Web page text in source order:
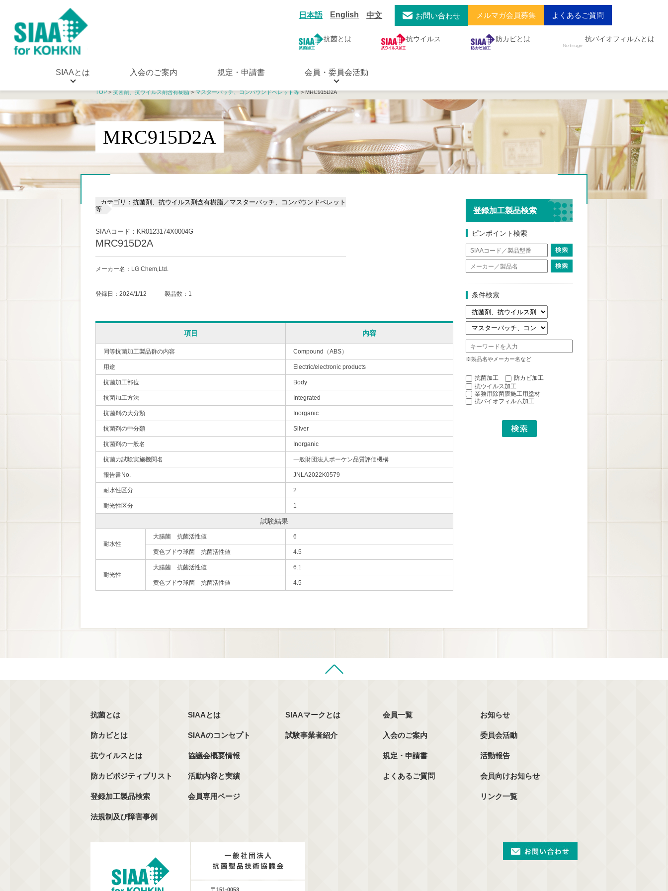
日本語 English 中文 お問い合わせ メルマガ会員募集 よくあるご質問
抗菌とは 抗ウイルス 防カビとは 抗バイオフィルムとは
SIAAとは 入会のご案内 規定・申請書 会員・委員会活動
TOP>抗菌剤、抗ウイルス剤含有樹脂>マスターバッチ、コンパウンドペレット等> MRC915D2A
MRC915D2A
カテゴリ：抗菌剤、抗ウイルス剤含有樹脂／マスターバッチ、コンパウンドペレット
等
SIAAコード：KR0123174X0004G
MRC915D2A
メーカー名：LG Chem,Ltd.
登録日：2024/1/12 製品数：1
項目 内容
同等抗菌加工製品群の内容 Compound（ABS）
用途 Electric/electronic products
抗菌加工部位 Body
抗菌加工方法 Integrated
抗菌剤の大分類 Inorganic
抗菌剤の中分類 Silver
抗菌剤の一般名 Inorganic
抗菌力試験実施機関名 一般財団法人ボーケン品質評価機構
報告書No. JNLA2022K0579
耐水性区分 2
耐光性区分 1
試験結果
耐水性
大腸菌 抗菌活性値 6
黄色ブドウ球菌 抗菌活性値 4.5
耐光性
大腸菌 抗菌活性値 6.1
黄色ブドウ球菌 抗菌活性値 4.5
登録加工製品検索
ピンポイント検索
条件検索
※製品名やメーカー名など
抗菌加工
防カビ加工
抗ウイルス加工
業務用除菌膜施工用塗材
抗バイオフィルム加工
抗菌とは
防カビとは
抗ウイルスとは
防カビポジティブリスト
登録加工製品検索
法規制及び障害事例
SIAAとは
SIAAのコンセプト
協議会概要情報
活動内容と実績
会員専用ページ
SIAAマークとは
試験事業者紹介
会員一覧
入会のご案内
規定・申請書
よくあるご質問
お知らせ
委員会活動
活動報告
会員向けお知らせ
リンク一覧
〒151-0053